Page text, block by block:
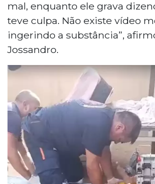
mal, enquanto ele grava
teve culpa. Não existe vídeo
ingerindo a substância”,
Jossandro.